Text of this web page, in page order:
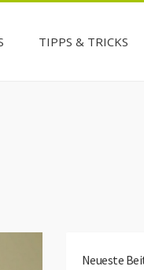
TIPPS & TRICKS
Neueste